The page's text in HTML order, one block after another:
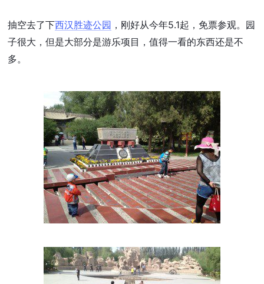
抽空去了下西汉胜迹公园 ，刚好从今年5.1起，免票参观。园
子很大，但是大部分是游乐项目，值得一看的东西还是不
多。